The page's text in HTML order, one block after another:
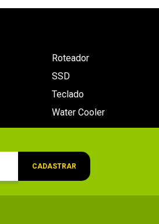
Roteador
SSD
Teclado
Water Cooler
CADASTRAR